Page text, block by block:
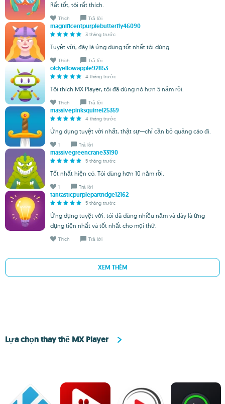
Rất tốt, tôi rất thích.
Thích Trả lời
magnificentpurplebutterfly46090
3 tháng trước
Tuyệt vời, đây là ứng dụng tốt nhất tôi dùng.
Thích Trả lời
oldyellowapple92853
4 tháng trước
Tôi thích MX Player, tôi đã dùng nó hơn 5 năm rồi.
Thích Trả lời
massivepinksquirrel25359
4 tháng trước
Ứng dụng tuyệt vời nhất, thật sự—chỉ cần bỏ quảng cáo đi.
1 Trả lời
massivegreencrane33190
5 tháng trước
Tốt nhất hiện có. Tôi dùng hơn 10 năm rồi.
1 Trả lời
fantasticpurplepartridge12162
5 tháng trước
Ứng dụng tuyệt vời, tôi đã dùng nhiều năm và đây là ứng
dụng tiện nhất và tốt nhất cho mọi thứ.
Thích Trả lời
XEM THÊM
Lựa chọn thay thế MX Player